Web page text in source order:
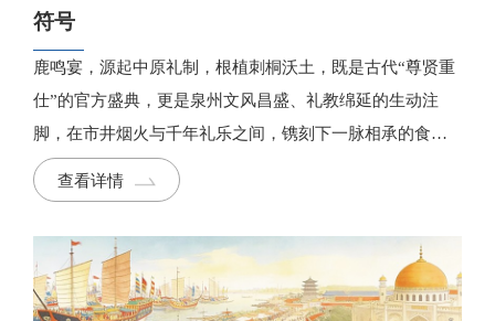
符号
鹿鸣宴，源起中原礼制，根植刺桐沃土，既是古代“尊贤重
仕”的官方盛典，更是泉州文风昌盛、礼教绵延的生动注
脚，在市井烟火与千年礼乐之间，镌刻下一脉相承的食礼
风华。
查看详情